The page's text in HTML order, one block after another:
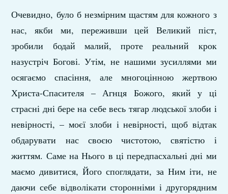
Очевидно, було б незмірним щастям для кожного з
нас, якби ми, переживши цей Великий піст,
зробили бодай малий, проте реальний крок
назустріч Богові. Утім, не нашими зусиллями ми
осягаємо спасіння, але многоцінною жертвою
Христа-Спасителя – Агнця Божого, який у ці
страсні дні бере на себе весь тягар людської злоби і
невірності, – моєї злоби і невірності, щоб відтак
обдарувати нас своєю чистотою, святістю і
життям. Саме на Нього в ці передпасхальні дні ми
маємо дивитися, Його споглядати, за Ним іти, не
даючи себе відволікати сторонніми і другорядним